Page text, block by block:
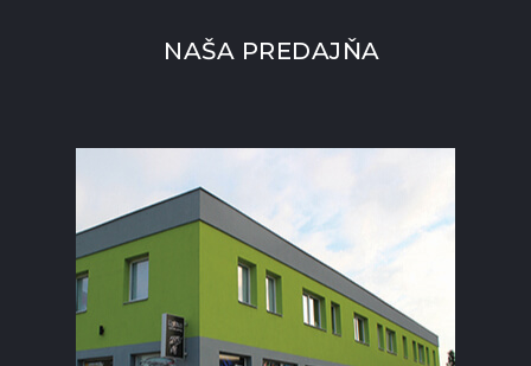
NAŠA PREDAJŇA